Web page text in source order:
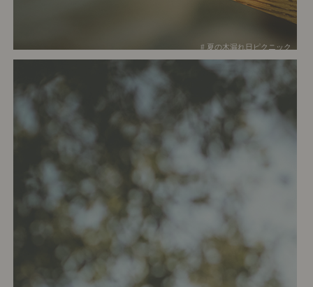
# 夏の木漏れ日ピクニック